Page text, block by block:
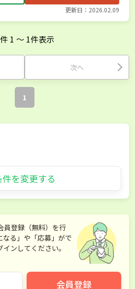
更新日：2026.02.09
件 1 〜 1件表示
次へ
1
を変更する
員登録（無料）を行
なる」や「応募」がで
ンしてください。
会員登録